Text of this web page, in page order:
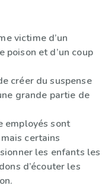
victime d’un
poison et d’un coup
créer du suspense
grande partie de
employés sont
certains
les enfants les
d’écouter les